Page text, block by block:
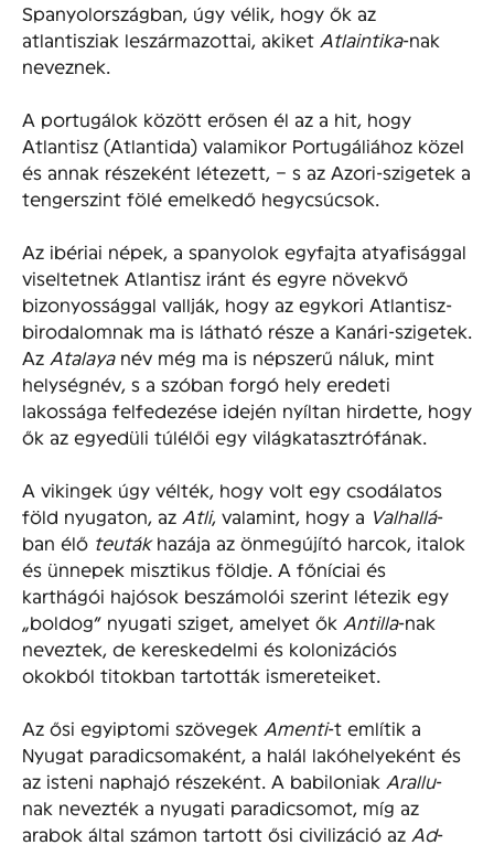
Spanyolországban, úgy vélik, hogy ők az
atlantisziak leszármazottai, akiket Atlaintika-nak
neveznek.
A portugálok között erősen él az a hit, hogy
Atlantisz (Atlantida) valamikor Portugáliához közel
és annak részeként létezett, – s az Azori-szigetek a
tengerszint fölé emelkedő hegycsúcsok.
Az ibériai népek, a spanyolok egyfajta atyafisággal
viseltetnek Atlantisz iránt és egyre növekvő
bizonyossággal vallják, hogy az egykori Atlantisz-
birodalomnak ma is látható része a Kanári-szigetek.
Az Atalayanév még ma is népszerű náluk, mint
helységnév, s a szóban forgó hely eredeti
lakossága felfedezése idején nyíltan hirdette, hogy
ők az egyedüli túlélői egy világkatasztrófának.
A vikingek úgy vélték, hogy volt egy csodálatos
föld nyugaton, az Atli, valamint, hogy a Valhallá-
ban élő teutákhazája az önmegújító harcok, italok
és ünnepek misztikus földje. A főníciai és
karthágói hajósok beszámolói szerint létezik egy
„boldog” nyugati sziget, amelyet ők Antilla-nak
neveztek, de kereskedelmi és kolonizációs
okokból titokban tartották ismereteiket.
Az ősi egyiptomi szövegek Amenti-t említik a
Nyugat paradicsomaként, a halál lakóhelyeként és
az isteni naphajó részeként. A babiloniak Arallu-
nak nevezték a nyugati paradicsomot, míg az
arabok által számon tartott ősi civilizáció az Ad-